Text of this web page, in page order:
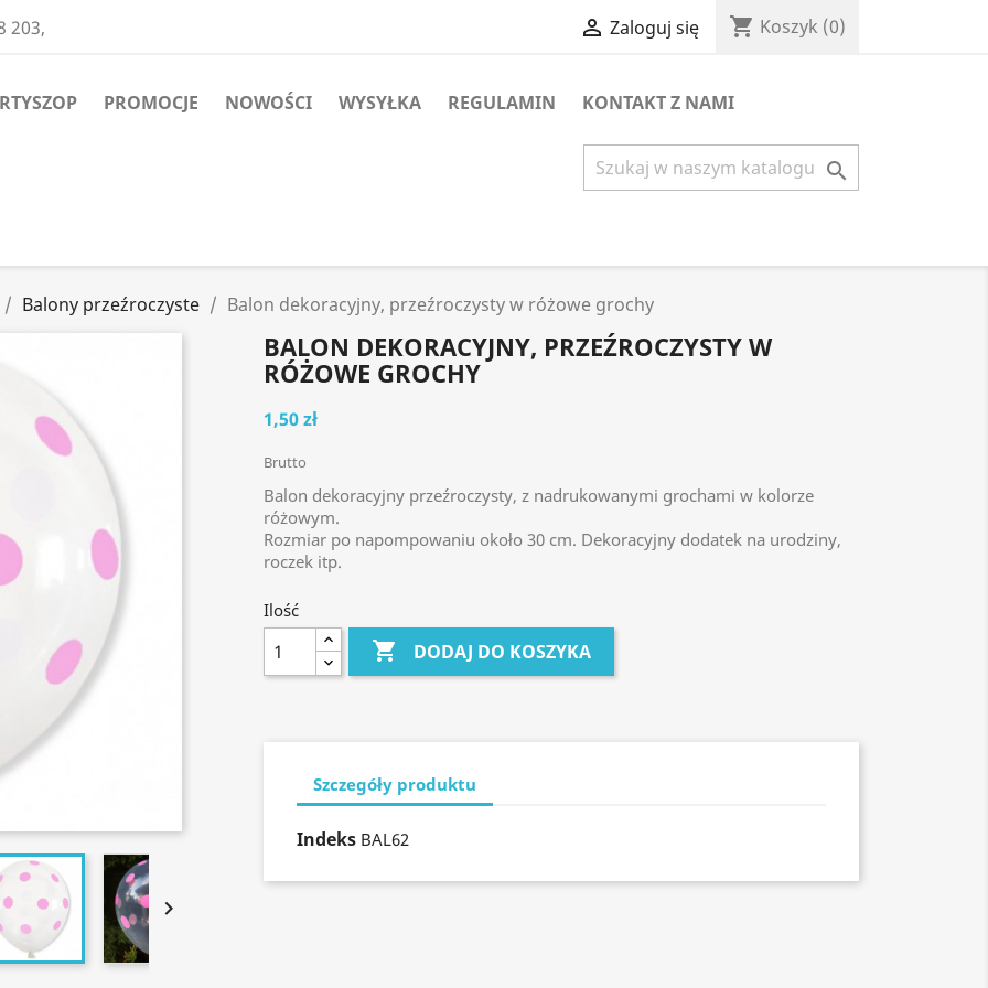
203,  Zaloguj się shopping_cart Koszyk (0)
PROMOCJE NOWOŚCI WYSYŁKA REGULAMIN KONTAKT Z NAMI

Balony przeźroczyste Balon dekoracyjny, przeźroczysty w różowe grochy

BALON DEKORACYJNY, PRZEŹROCZYSTY W
RÓŻOWE GROCHY
1,50 zł
Brutto
Balon dekoracyjny przeźroczysty, z nadrukowanymi grochami w kolorze
różowym.
Rozmiar po napompowaniu około 30 cm. Dekoracyjny dodatek na urodziny,
roczek itp.
Ilość
 DODAJ DO KOSZYKA
Szczegóły produktu
Indeks BAL62